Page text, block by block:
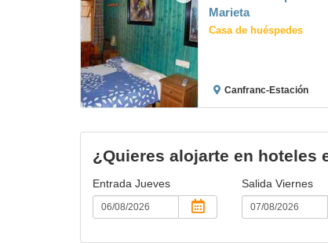
Marieta
Casa de huéspedes
Canfranc-Estación
¿Quieres alojarte en hoteles
Entrada Jueves Salida Viernes